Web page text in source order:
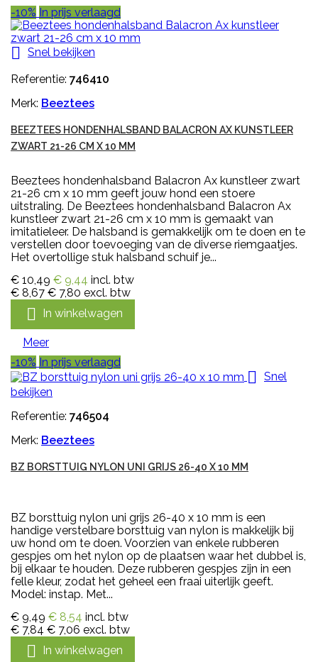
-10% In prijs verlaagd

Snel bekijken
Referentie: 746410
Merk: Beeztees
BEEZTEES HONDENHALSBAND BALACRON AX KUNSTLEER
ZWART 21-26 CM X 10 MM
Beeztees hondenhalsband Balacron Ax kunstleer zwart
21-26 cm x 10 mm geeft jouw hond een stoere
uitstraling. De Beeztees hondenhalsband Balacron Ax
kunstleer zwart 21-26 cm x 10 mm is gemaakt van
imitatieleer. De halsband is gemakkelijk om te doen en te
verstellen door toevoeging van de diverse riemgaatjes.
Het overtollige stuk halsband schuif je...
€ 10,49 € 9,44 incl. btw
€ 8,67 € 7,80 excl. btw
 In winkelwagen
Meer
-10% In prijs verlaagd

Snel
bekijken
Referentie: 746504
Merk: Beeztees
BZ BORSTTUIG NYLON UNI GRIJS 26-40 X 10 MM
BZ borsttuig nylon uni grijs 26-40 x 10 mm is een
handige verstelbare borsttuig van nylon is makkelijk bij
uw hond om te doen. Voorzien van enkele rubberen
gespjes om het nylon op de plaatsen waar het dubbel is,
bij elkaar te houden. Deze rubberen gespjes zijn in een
felle kleur, zodat het geheel een fraai uiterlijk geeft.
Model: instap. Met...
€ 9,49 € 8,54 incl. btw
€ 7,84 € 7,06 excl. btw
 In winkelwagen